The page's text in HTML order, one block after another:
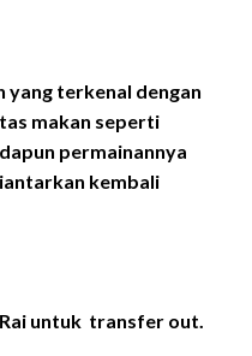
yang terkenal dengan
makan seperti
permainannya
kembali
untuk transfer out.